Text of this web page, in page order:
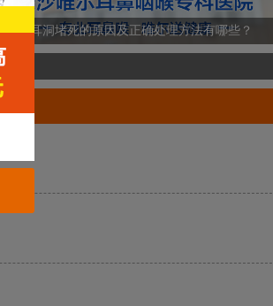
打耳洞堵死的原因及正确处理方法有哪些？